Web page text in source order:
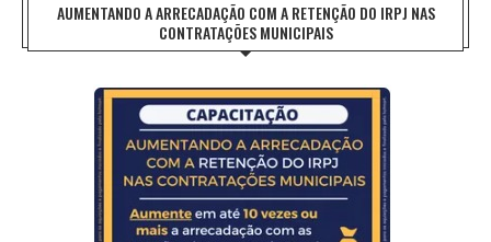
AUMENTANDO A ARRECADAÇÃO COM A RETENÇÃO DO IRPJ NAS
CONTRATAÇÕES MUNICIPAIS